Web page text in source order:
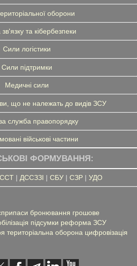
оборони
зв'язку та кібербезпеки
Сили логістики
Сили підтримки
Медичні сили
що не належать до видів ЗСУ
служба правопорядку
військові частини
ФОРМУВАННЯ:
| ДССЗЗІ | СБУ| СЗР| УДО
бронювання грошове
підсумки реформа ЗСУ
територіальна оборона цифровізація